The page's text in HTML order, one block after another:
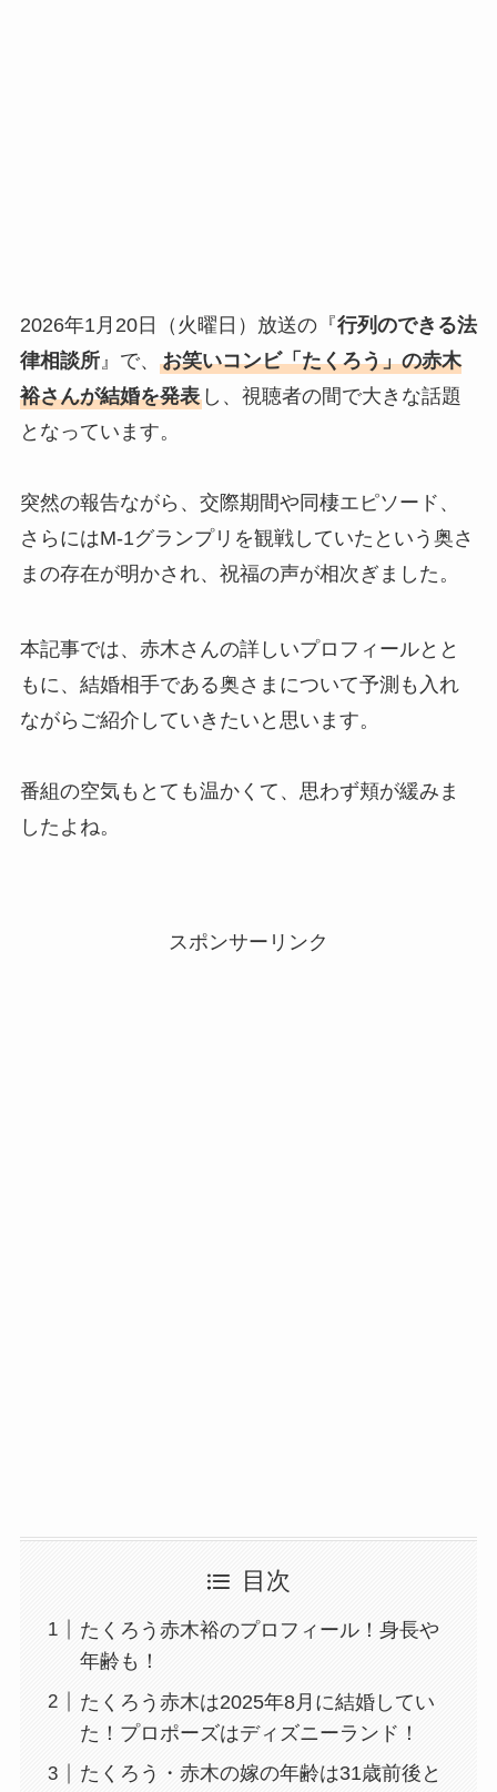
2026年1月20日（火曜日）放送の『行列のできる法
律相談所』で、 お笑いコンビ「たくろう」の赤木
裕さんが結婚を発表し、視聴者の間で大きな話題
となっています。
突然の報告ながら、交際期間や同棲エピソード、
さらにはM-1グランプリを観戦していたという奥さ
まの存在が明かされ、祝福の声が相次ぎました。
本記事では、赤木さんの詳しいプロフィールとと
もに、結婚相手である奥さまについて予測も入れ
ながらご紹介していきたいと思います。
番組の空気もとても温かくて、思わず頬が緩みま
したよね。
スポンサーリンク
目次
たくろう赤木裕のプロフィール！身長や
年齢も！
たくろう赤木は2025年8月に結婚してい
た！プロポーズはディズニーランド！
たくろう・赤木の嫁の年齢は31歳前後と